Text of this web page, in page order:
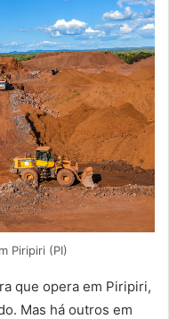
Piripiri (PI)
que opera em Piripiri,
Mas há outros em